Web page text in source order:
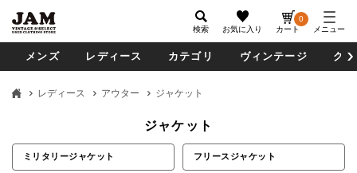
検索 お気に入り カート
0
メニュー
メンズ レディース カテゴリ ヴィンテージ グ
レディース アウター ジャケット
ジャケット
ミリタリージャケット フリースジャケット